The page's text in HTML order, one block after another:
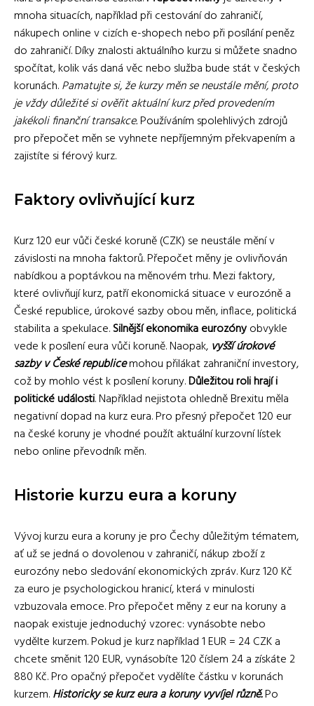
mnoha situacích, například při cestování do zahraničí,
nákupech online v cizích e-shopech nebo při posílání peněz
do zahraničí. Díky znalosti aktuálního kurzu si můžete snadno
spočítat, kolik vás daná věc nebo služba bude stát v českých
korunách.Pamatujte si, že kurzy měn se neustále mění, proto
je vždy důležité si ověřit aktuální kurz před provedením
jakékoli finanční transakce.Používáním spolehlivých zdrojů
pro přepočet měn se vyhnete nepříjemným překvapením a
zajistíte si férový kurz.
Faktory ovlivňující kurz
Kurz 120 eur vůči české koruně (CZK) se neustále mění v
závislosti na mnoha faktorů. Přepočet měny je ovlivňován
nabídkou a poptávkou na měnovém trhu. Mezi faktory,
které ovlivňují kurz, patří ekonomická situace v eurozóně a
České republice, úrokové sazby obou měn, inflace, politická
stabilita a spekulace.Silnější ekonomika eurozónyobvykle
vede k posílení eura vůči koruně. Naopak, vyšší úrokové
sazby v České republicemohou přilákat zahraniční investory,
což by mohlo vést k posílení koruny.Důležitou roli hrají i
politické události. Například nejistota ohledně Brexitu měla
negativní dopad na kurz eura. Pro přesný přepočet 120 eur
na české koruny je vhodné použít aktuální kurzovní lístek
nebo online převodník měn.
Historie kurzu eura a koruny
Vývoj kurzu eura a koruny je pro Čechy důležitým tématem,
ať už se jedná o dovolenou v zahraničí, nákup zboží z
eurozóny nebo sledování ekonomických zpráv. Kurz 120 Kč
za euro je psychologickou hranicí, která v minulosti
vzbuzovala emoce. Pro přepočet měny z eur na koruny a
naopak existuje jednoduchý vzorec: vynásobte nebo
vydělte kurzem. Pokud je kurz například 1 EUR = 24 CZK a
chcete směnit 120 EUR, vynásobíte 120 číslem 24 a získáte 2
880 Kč. Pro opačný přepočet vydělíte částku v korunách
kurzem.Historicky se kurz eura a koruny vyvíjel různě.Po